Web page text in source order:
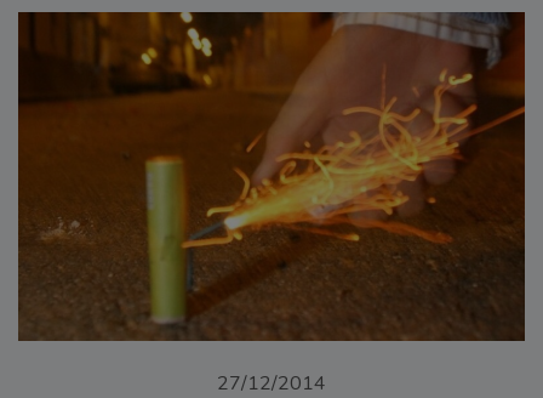
27/12/2014